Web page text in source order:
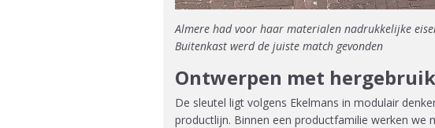
Almere had voor haar materialen nadrukkelijke
Buitenkast werd de juiste match gevonden
Ontwerpen met
De sleutel ligt volgens Ekelmans in modulair
productlijn. Binnen een productfamilie werken